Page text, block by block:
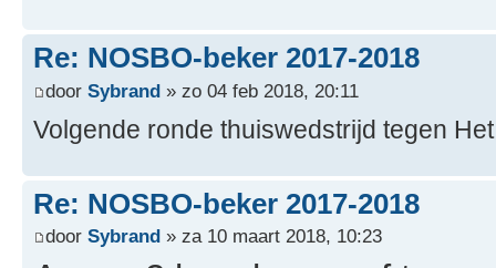
Re: NOSBO-beker 2017-2018
door Sybrand » zo 04 feb 2018, 20:11
Volgende ronde thuiswedstrijd tegen
Re: NOSBO-beker 2017-2018
door Sybrand » za 10 maart 2018, 10:23